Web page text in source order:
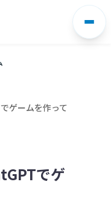
ゲームを作って
でゲ